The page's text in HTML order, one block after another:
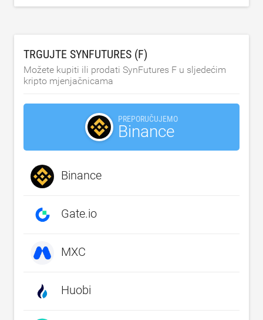
TRGUJTE SYNFUTURES (F)
Možete kupiti ili prodati SynFutures F u sljedećim
kripto mjenjačnicama
PREPORUČUJEMO
Binance
Binance
Gate.io
MXC
Huobi